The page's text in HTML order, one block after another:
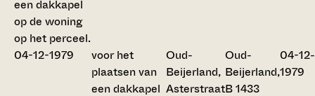
voor het
plaatsen van
een dakkapel
Oud-
Beijerland,
Asterstraat
Oud-
Beijerland,
B 1433
04-12-
1979